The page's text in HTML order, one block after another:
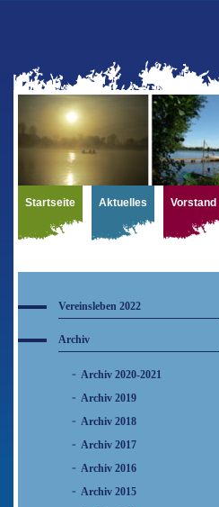
Startseite Aktuelles Vorstand
Vereinsleben 2022
Archiv
Archiv 2020-2021
Archiv 2019
Archiv 2018
Archiv 2017
Archiv 2016
Archiv 2015